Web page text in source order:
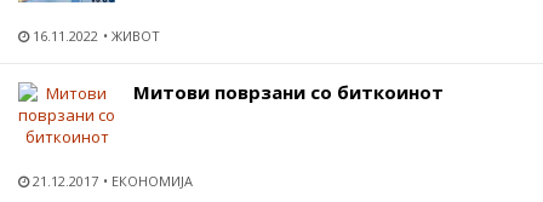
16.11.2022 ЖИВОТ
Митови поврзани со биткоинот
21.12.2017 ЕКОНОМИЈА